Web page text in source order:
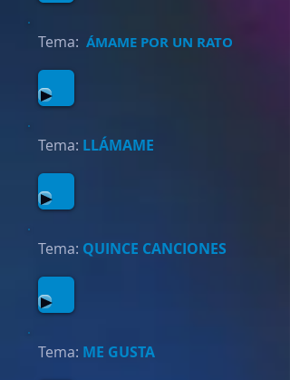
Tema: ÁMAME POR UN RATO
Tema: LLÁMAME
Tema: QUINCE CANCIONES
Tema: ME GUSTA